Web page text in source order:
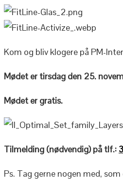
Kom og bliv klogere på PM-
Mødet er tirsdag den 25.
Mødet er gratis.
Tilmelding (nødvendig) på tlf.:
Ps. Tag gerne nogen med,